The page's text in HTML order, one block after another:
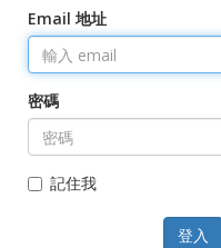
Email 地址
密碼
記住我